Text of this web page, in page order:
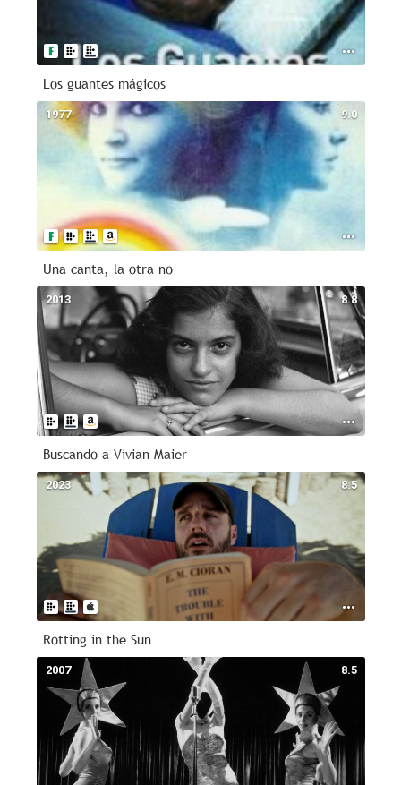
Los guantes mágicos
9.0
1977
Una canta, la otra no
8.8
2013
Buscando a Vivian Maier
8.5
2023
Rotting in the Sun
8.5
2007